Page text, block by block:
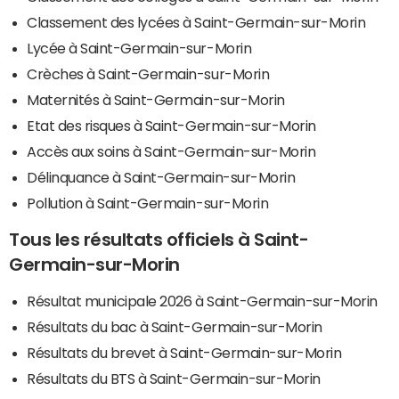
Classement des lycées à Saint-Germain-sur-Morin
Lycée à Saint-Germain-sur-Morin
Crèches à Saint-Germain-sur-Morin
Maternités à Saint-Germain-sur-Morin
Etat des risques à Saint-Germain-sur-Morin
Accès aux soins à Saint-Germain-sur-Morin
Délinquance à Saint-Germain-sur-Morin
Pollution à Saint-Germain-sur-Morin
Tous les résultats officiels à Saint-
Germain-sur-Morin
Résultat municipale 2026 à Saint-Germain-sur-Morin
Résultats du bac à Saint-Germain-sur-Morin
Résultats du brevet à Saint-Germain-sur-Morin
Résultats du BTS à Saint-Germain-sur-Morin